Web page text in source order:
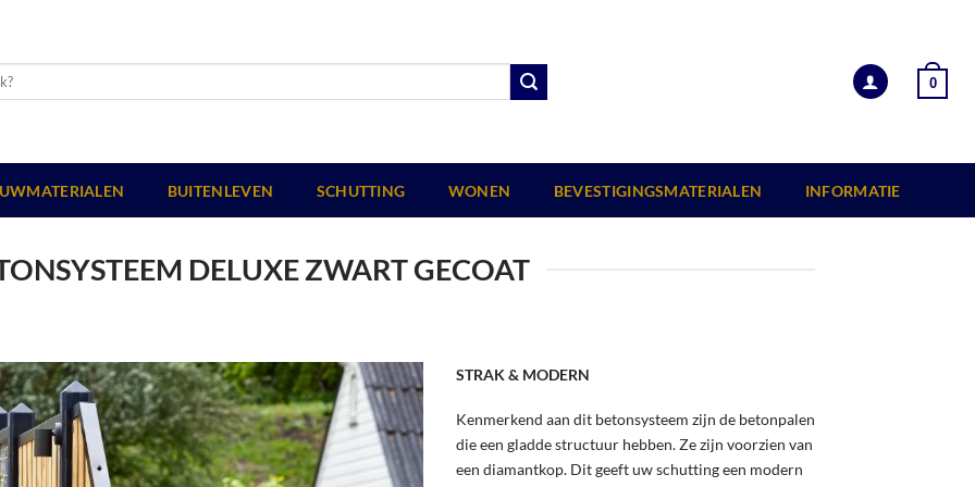
0
BUITENLEVEN SCHUTTING WONEN BEVESTIGINGSMATERIALEN INFORMATIE
DELUXE ZWART GECOAT
STRAK & MODERN
Kenmerkend aan dit betonsysteem zijn de betonpalen
die een gladde structuur hebben. Ze zijn voorzien van
een diamantkop. Dit geeft uw schutting een modern